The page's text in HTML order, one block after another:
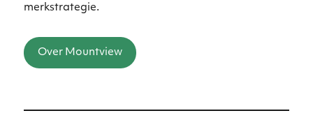
merkstrategie.
Over Mountview